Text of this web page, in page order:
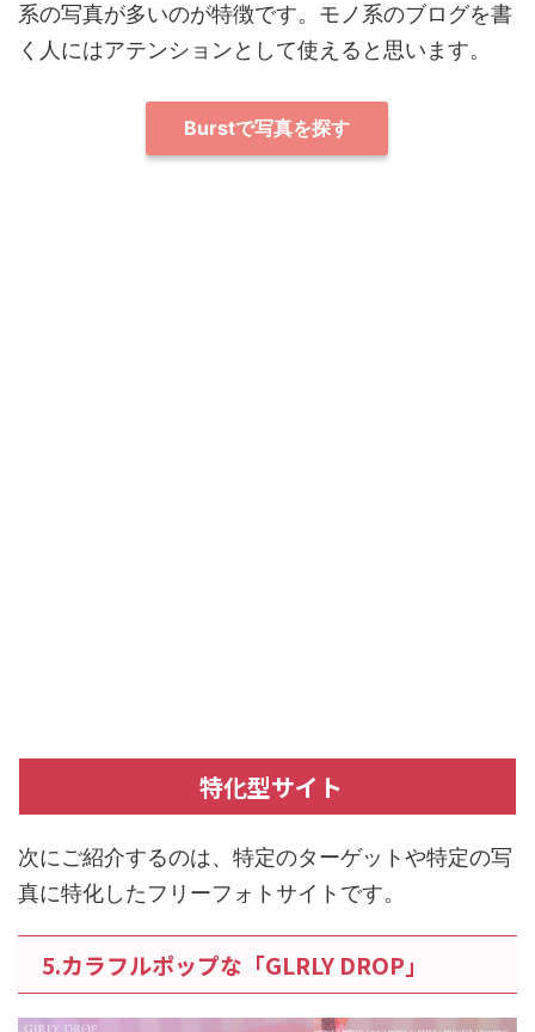
系の写真が多いのが特徴です。モノ系のブログを書
く人にはアテンションとして使えると思います。
Burstで写真を探す
特化型サイト
次にご紹介するのは、特定のターゲットや特定の写
真に特化したフリーフォトサイトです。
5.カラフルポップな「GLRLY DROP」